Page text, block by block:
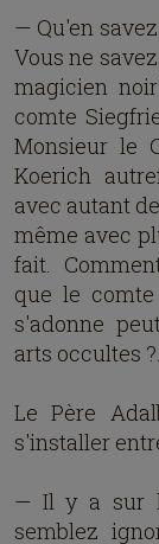
— Qu'en
Vous ne
magicien
comte
Monsieur le
Koerich
avec autant
même avec
fait.
que le
s'adonne
arts occultes
Le Père
s'installer
— Il y a sur
semblez